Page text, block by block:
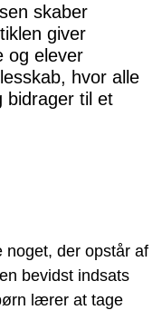
skaber
giver
og elever
hvor alle
bidrager til et
der opstår af
bevidst indsats
lærer at tage